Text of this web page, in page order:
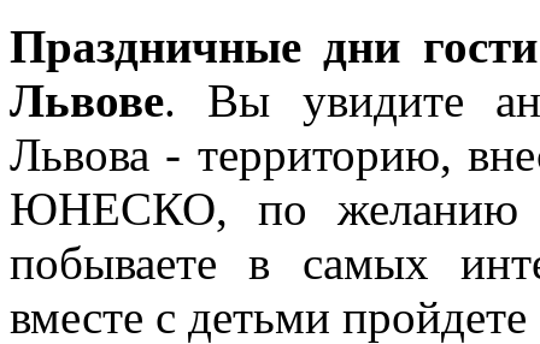
Праздничные дни
Львове. Вы увидите
Львова - территорию,
ЮНЕСКО, по желанию
побываете в самых
вместе с детьми